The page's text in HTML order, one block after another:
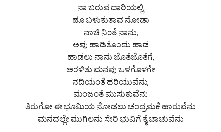
ನಾ ಬರುವ ದಾರಿಯಲ್ಲಿ,
ಹೂ ಬಳುಕುತಾವ ನೋಡಾ
ನಾಚಿ ನಿಂತೆ ನಾನು,
ಅವು ಹಾಡಿತೊಂದು ಹಾಡ
ಹಾಡಲು ನಾನು ಜೊತೆಜೊತೆಗೆ,
ಅರಳಿತು ಮನವು ಒಳಗೊಳಗೇ
ನದಿಯಂತೆ ಹರಿಯುವೆನು,
ಮಂಜಂತೆ ಮುಸುಕುವೆನು
ತಿರುಗೋ ಈ ಭೂಮಿಯ ನೋಡಲು ಚಂದ್ರಮಕೆ ಹಾರುವೆನು
ಮನದಲ್ಲೇ ಮುಗಿಲನು ಸೇರಿ ಭುವಿಗೆ ಕೈ ಚಾಚುವೆನು